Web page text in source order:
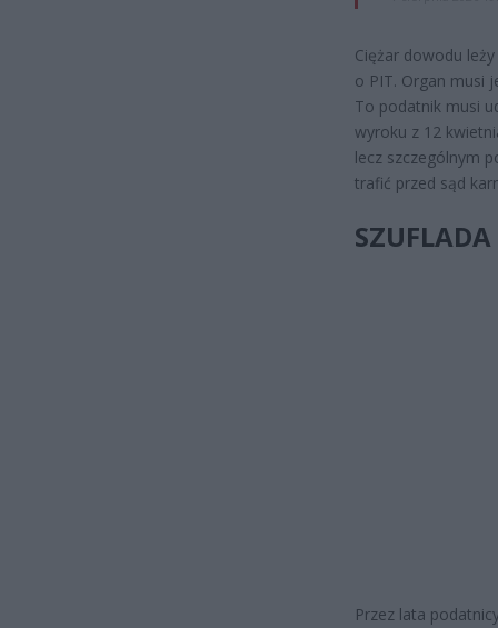
Ciężar dowodu
o PIT. Organ musi
To podatnik musi
wyroku z 12
lecz szczególnym
trafić przed sąd
Przez lata